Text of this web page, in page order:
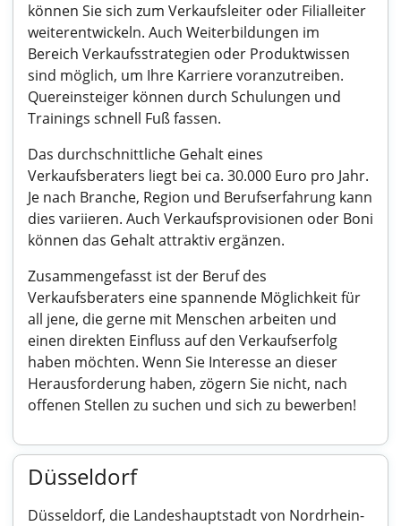
können Sie sich zum Verkaufsleiter oder Filialleiter
weiterentwickeln. Auch Weiterbildungen im
Bereich Verkaufsstrategien oder Produktwissen
sind möglich, um Ihre Karriere voranzutreiben.
Quereinsteiger können durch Schulungen und
Trainings schnell Fuß fassen.
Das durchschnittliche Gehalt eines
Verkaufsberaters liegt bei ca. 30.000 Euro pro Jahr.
Je nach Branche, Region und Berufserfahrung kann
dies variieren. Auch Verkaufsprovisionen oder Boni
können das Gehalt attraktiv ergänzen.
Zusammengefasst ist der Beruf des
Verkaufsberaters eine spannende Möglichkeit für
all jene, die gerne mit Menschen arbeiten und
einen direkten Einfluss auf den Verkaufserfolg
haben möchten. Wenn Sie Interesse an dieser
Herausforderung haben, zögern Sie nicht, nach
offenen Stellen zu suchen und sich zu bewerben!
Düsseldorf
Düsseldorf, die Landeshauptstadt von Nordrhein-